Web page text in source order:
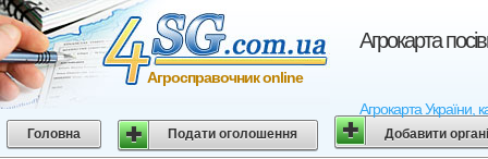
Агрокарта
Агрокарта України,
Агросправочник online
Головна Подати оголошення Добавити